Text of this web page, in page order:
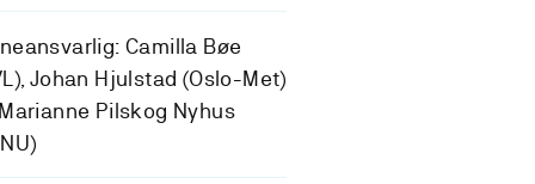
Camilla Bøe
Johan Hjulstad (Oslo-Met)
Pilskog Nyhus